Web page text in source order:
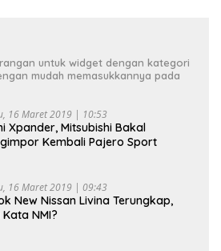
untuk widget dengan kategori
mudah memasukkannya pada
16 Maret 2019 | 10:53
Xpander, Mitsubishi Bakal
Kembali Pajero Sport
16 Maret 2019 | 09:43
New Nissan Livina Terungkap,
NMI?